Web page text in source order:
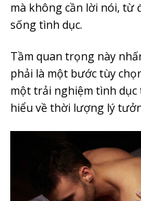
mà không cần lời nói, từ
sống tình dục.
Tầm quan trọng này
phải là một bước tùy
một trải nghiệm tình
hiểu về thời lượng lý